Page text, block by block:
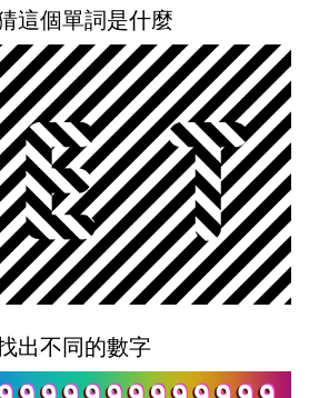
這個單詞是什麼
出不同的數字